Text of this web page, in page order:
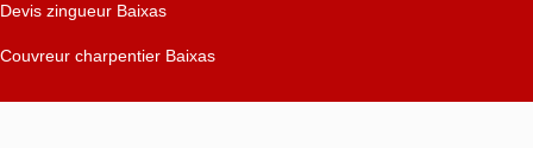
Devis zingueur Baixas
Couvreur charpentier Baixas